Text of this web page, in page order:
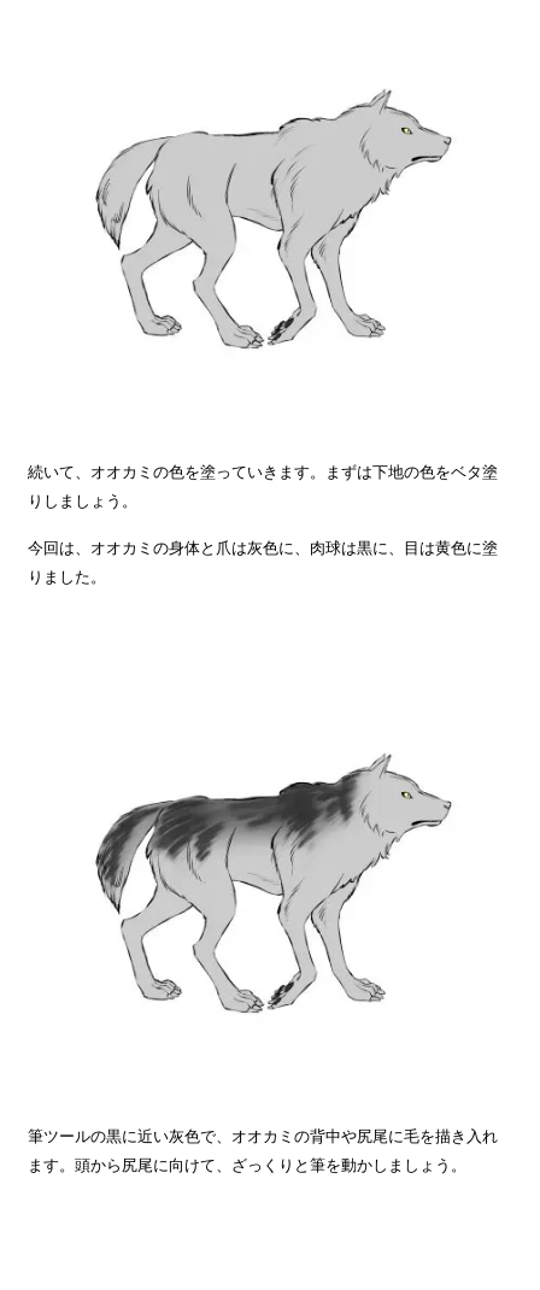
続いて、オオカミの色を塗っていきます。まずは下地の色をベタ塗
りしましょう。
今回は、オオカミの身体と爪は灰色に、肉球は黒に、目は黄色に塗
りました。
筆ツールの黒に近い灰色で、オオカミの背中や尻尾に毛を描き入れ
ます。頭から尻尾に向けて、ざっくりと筆を動かしましょう。